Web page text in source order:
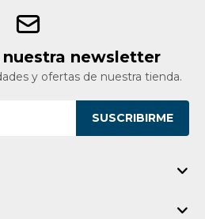
newsletter
y ofertas de nuestra tienda.
SUSCRIBIRME